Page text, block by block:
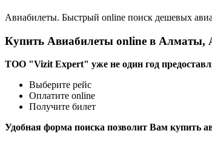
Авиабилеты. Быстрый online поиск дешевых
Купить Авиабилеты online в Алматы,
ТОО "Vizit Expert" уже не один год
Выберите рейс
Оплатите online
Получите билет
Удобная форма поиска позволит Вам купить